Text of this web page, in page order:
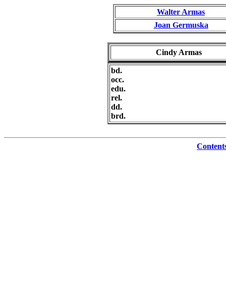
Walter Armas
Joan Germuska
Cindy Armas
bd.
occ.
edu.
rel.
dd.
brd.